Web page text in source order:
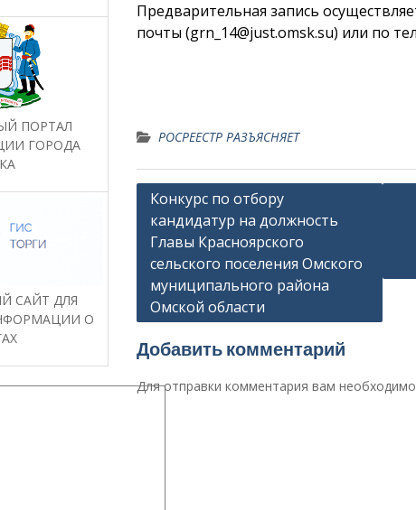
Предварительная запись
почты (grn_14@just.omsk.su) или по
РОСРЕЕСТР РАЗЪЯСНЯЕТ
Навигация
по
записям
Конкурс по отбору
кандидатур на должность
Главы Красноярского
сельского поселения Омского
муниципального района
Омской области
Добавить комментарий
Для отправки комментария вам необходимо
ПОРТАЛ
ГОРОДА
САЙТ ДЛЯ
О